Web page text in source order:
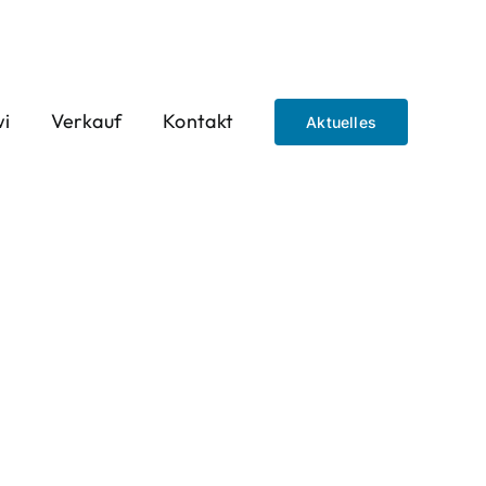
Verkauf Kontakt Aktuelles